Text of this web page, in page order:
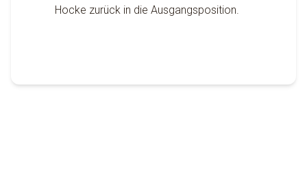
Hocke zurück in die Ausgangsposition.